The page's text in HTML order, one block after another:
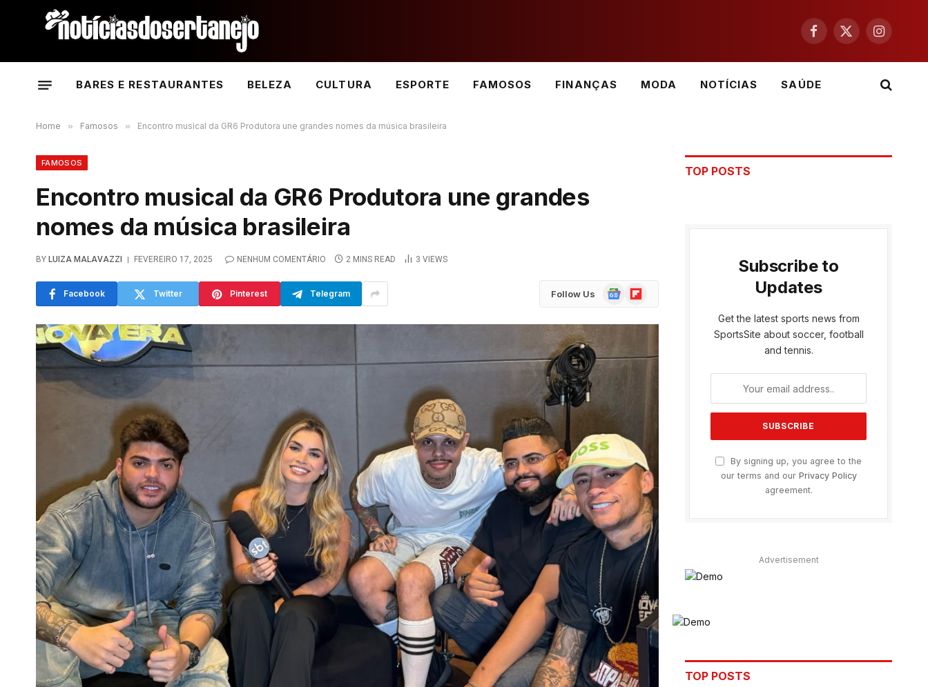
Facebook
X
Instagram
BARES E RESTAURANTES BELEZA CULTURA ESPORTE FAMOSOS FINANÇAS MODA NOTÍCIAS SAÚDE
Home » Famosos » Encontro musical da GR6 Produtora une grandes nomes da música brasileira
FAMOSOS
Encontro musical da GR6 Produtora une grandes
nomes da música brasileira
BY LUIZA MALAVAZZI FEVEREIRO 17, 2025 NENHUM COMENTÁRIO 2 MINS READ 3 VIEWS
Facebook Twitter Pinterest Telegram Follow Us
GoogleFlipboard
TOP POSTS
Subscribe to
Updates
Get the latest sports news from
SportsSite about soccer, football
and tennis.
By signing up, you agree to the
our terms and our Privacy Policy
agreement.
Advertisement
TOP POSTS